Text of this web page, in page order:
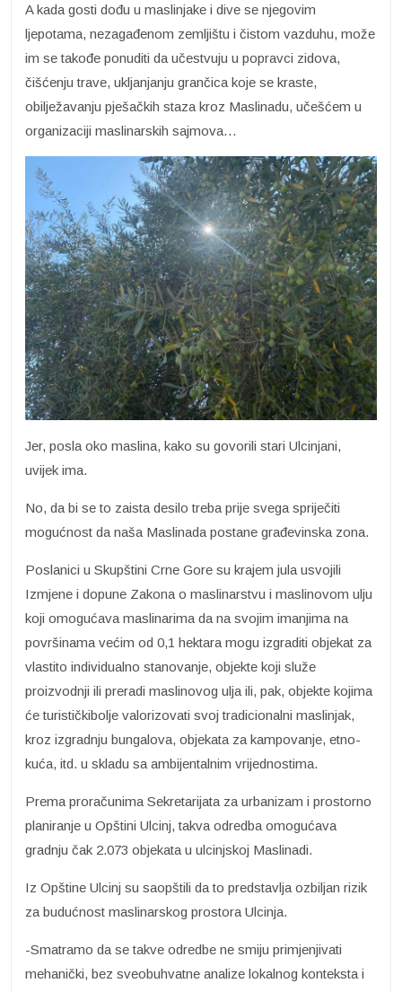
A kada gosti dođu u maslinjake i dive se njegovim
ljepotama, nezagađenom zemljištu i čistom vazduhu, može
im se takođe ponuditi da učestvuju u popravci zidova,
čišćenju trave, ukljanjanju grančica koje se kraste,
obilježavanju pješačkih staza kroz Maslinadu, učešćem u
organizaciji maslinarskih sajmova…
Jer, posla oko maslina, kako su govorili stari Ulcinjani,
uvijek ima.
No, da bi se to zaista desilo treba prije svega spriječiti
mogućnost da naša Maslinada postane građevinska zona.
Poslanici u Skupštini Crne Gore su krajem jula usvojili
Izmjene i dopune Zakona o maslinarstvu i maslinovom ulju
koji omogućava maslinarima da na svojim imanjima na
površinama većim od 0,1 hektara mogu izgraditi objekat za
vlastito individualno stanovanje, objekte koji služe
proizvodnji ili preradi maslinovog ulja ili, pak, objekte kojima
će turističkibolje valorizovati svoj tradicionalni maslinjak,
kroz izgradnju bungalova, objekata za kampovanje, etno-
kuća, itd. u skladu sa ambijentalnim vrijednostima.
Prema proračunima Sekretarijata za urbanizam i prostorno
planiranje u Opštini Ulcinj, takva odredba omogućava
gradnju čak 2.073 objekata u ulcinjskoj Maslinadi.
Iz Opštine Ulcinj su saopštili da to predstavlja ozbiljan rizik
za budućnost maslinarskog prostora Ulcinja.
-Smatramo da se takve odredbe ne smiju primjenjivati
mehanički, bez sveobuhvatne analize lokalnog konteksta i